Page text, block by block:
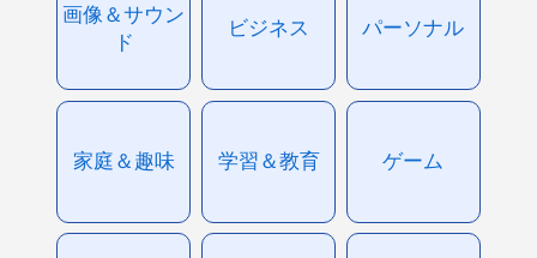
画像＆サウン
ド
ビジネス パーソナル
家庭＆趣味 学習＆教育 ゲーム